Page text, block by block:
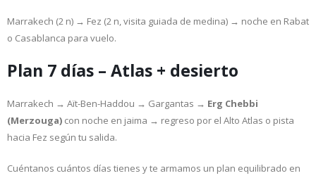
Marrakech (2 n) → Fez (2 n, visita guiada de medina) → noche en Rabat
o Casablanca para vuelo.
Plan 7 días – Atlas + desierto
Marrakech → Aït-Ben-Haddou → Gargantas → Erg Chebbi
(Merzouga) con noche en jaima → regreso por el Alto Atlas o pista
hacia Fez según tu salida.
Cuéntanos cuántos días tienes y te armamos un plan equilibrado en